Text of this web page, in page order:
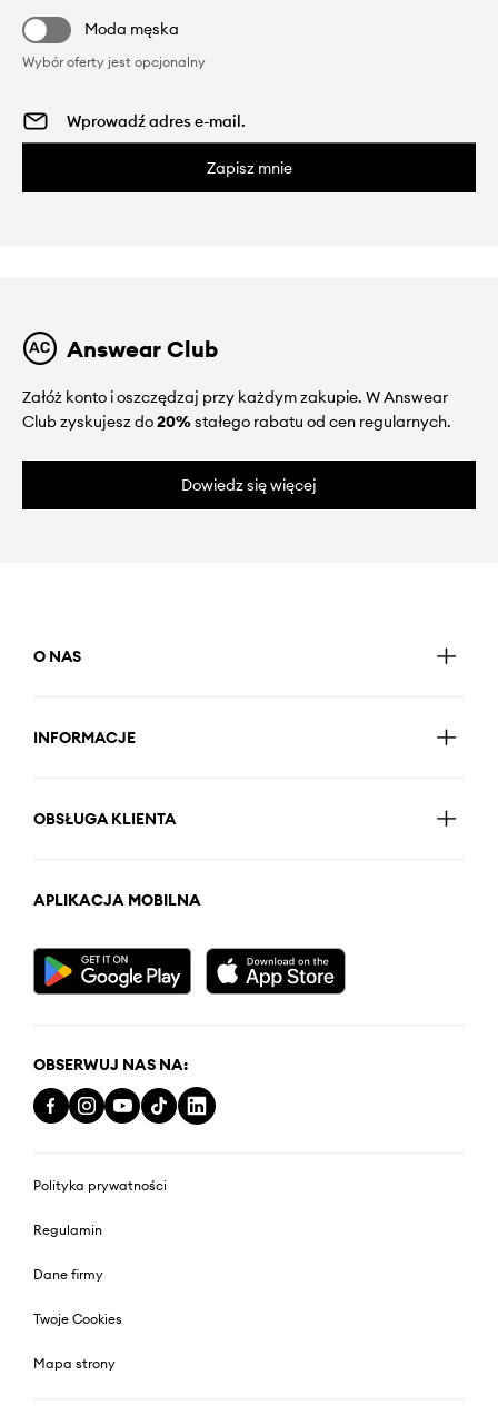
Moda męska
Wybór oferty jest opcjonalny
Zapisz mnie
Answear Club
Załóż konto i oszczędzaj przy każdym zakupie. W Answear
Club zyskujesz do20%stałego rabatu od cen regularnych.
Dowiedz się więcej
O NAS
INFORMACJE
OBSŁUGA KLIENTA
APLIKACJA MOBILNA
OBSERWUJ NAS NA:
Polityka prywatności
Regulamin
Dane firmy
Twoje Cookies
Mapa strony